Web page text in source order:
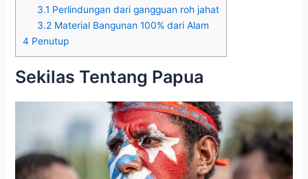
3.1 Perlindungan dari gangguan roh jahat
3.2 Material Bangunan 100% dari Alam
4 Penutup
Sekilas Tentang Papua